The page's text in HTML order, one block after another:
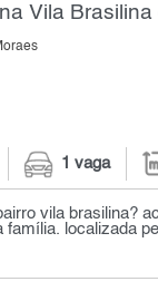
Vila
1 vaga
vila brasilina?
localizada